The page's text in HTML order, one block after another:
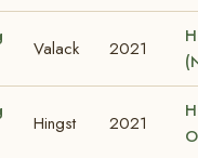
Valack 2021
Hingst 2021